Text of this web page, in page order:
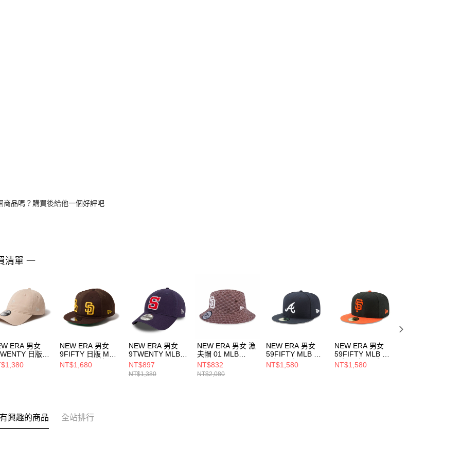
商品嗎？購買後給他一個好評吧
清單 一
ERA 男女
日版
費城
NEW ERA 男女
9FIFTY 日版 MLB
W LOGO 聖地牙
哥教士 核桃
NT$1,680
NEW ERA 男女
9TWENTY MLB
VARSITY COOP聖
地牙哥教士
NE60503583
NT$897
NT$1,380
NEW ERA 男女 漁
夫帽 01 MLB
WASH CHECKER
聖地牙哥教士
NE13956946
NT$832
NT$2,080
NEW ERA 男女
59FIFTY MLB 球
員帽 勇士
NE70361058
NT$1,580
NEW ERA 男女
59FIFTY MLB 球
員帽巨人 黑/ 橘
NE70360951
NT$1,580
興趣的商品 全站排行